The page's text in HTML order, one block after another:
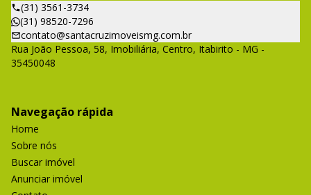
(31) 3561-3734
(31) 98520-7296
contato@santacruzimoveismg.com.br
Rua João Pessoa, 58, Imobiliária, Centro, Itabirito - MG -
35450048
Navegação rápida
Home
Sobre nós
Buscar imóvel
Anunciar imóvel